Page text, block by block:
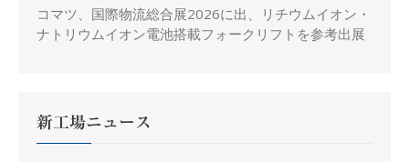
コマツ、国際物流総合展2026に出、リチウムイオン・
ナトリウムイオン電池搭載フォークリフトを参考出展
新工場ニュース